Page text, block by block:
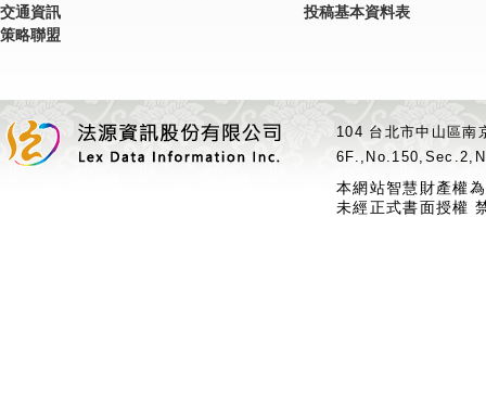
交通資訊
策略聯盟
投稿基本資料表
104 台北市中山區
本網站智慧財產權
未經正式書面授權